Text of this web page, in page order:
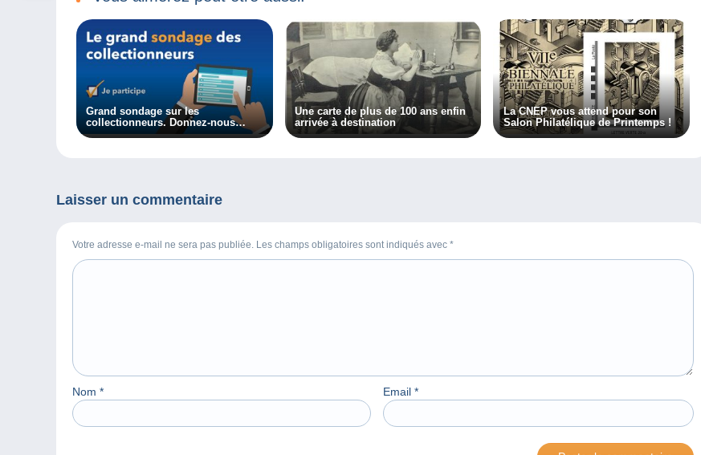
Grand sondage sur les
collectionneurs. Donnez-nous
votre avis !
Une carte de plus de 100 ans enfin
arrivée à destination
La CNEP vous attend pour son
Salon Philatélique de Printemps !
Laisser un commentaire
Votre adresse e-mail ne sera pas publiée. Les champs obligatoires sont indiqués avec *
Nom * Email *